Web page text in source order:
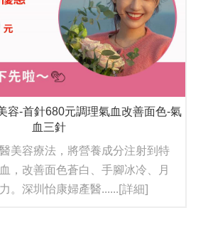
容-首針680元調理氣血改善面色-氣
血三針
美容療法，將營養成分注射到特
，改善面色蒼白、手腳冰冷、月
。深圳怡康婦產醫......[詳細]